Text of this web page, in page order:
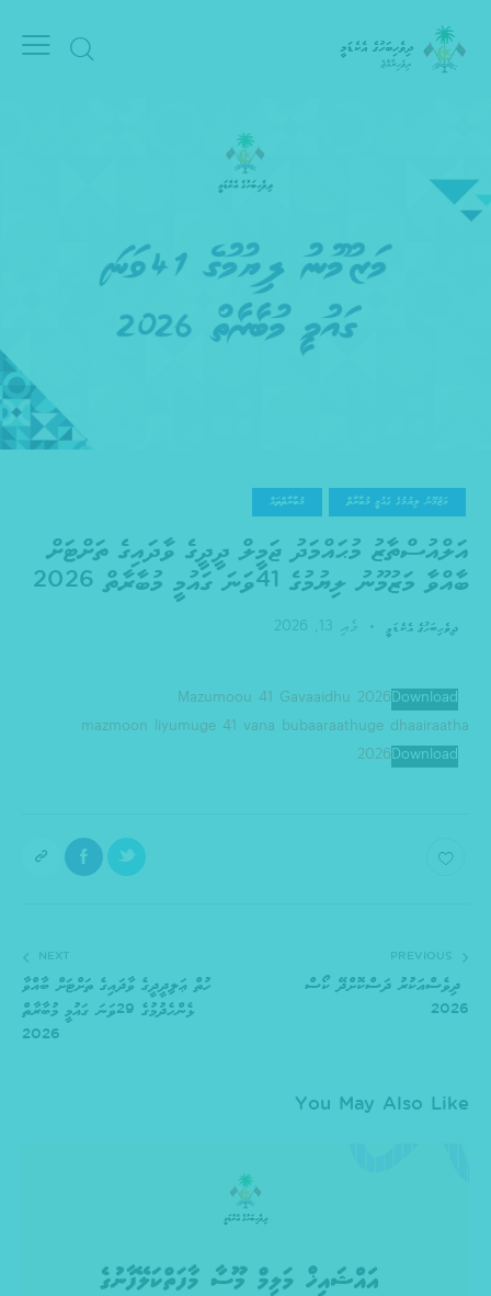
މަޒުމޫނު ލިޔުމުގެ ޤައުމީ މުބާރާތް މުބާރާތްތައް
އަލްއުސްތާޒު މުޙައްމަދު ޖަމީލް ދީދީގެ ވާދައިގެ ތަށްޓަށް
ބާއްވާ މަޒުމޫނު ލިޔުމުގެ 41ވަނަ ގައުމީ މުބާރާތް 2026
ދިވެހިބަހުގެ އެކެޑަމީ މެއި 13, 2026
Mazumoou 41 Gavaaidhu 2026Download
mazmoon liyumuge 41 vana bubaaraathuge dhaairaatha
2026Download
PREVIOUS
ދިވެސްއަކުރު ދަސްކޮށްދޭ ކޯސް
2026
NEXT
ހުތް ޢަލިދީދީގެ ވާދައިގެ ތަށްޓަށް ބާއްވާ
ޅެންހެދުމުގެ 29ވަނަ ގައުމީ މުބާރާތް
2026
You May Also Like